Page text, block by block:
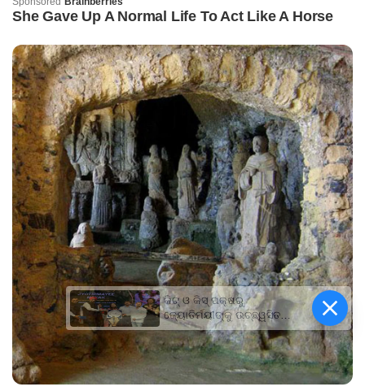
କିଟ୍‍ ଓ କିସ୍‍ ପକ୍ଷରୁ
ଜ୍ୟୋତିର୍ମୟୀଙ୍କୁ ଉଚ୍ଛ୍ୱସିତ
ସମ୍ବର୍ଦ୍ଧନା; ୫ଲକ୍ଷ ଟଙ୍କାର
ପ୍ରୋତ୍ସାହନ ରାଶି ପ୍ରଦାନ